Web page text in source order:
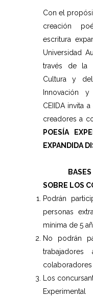
Con el
creación
escritura
Universidad
través de la
Cultura y
Innovación
CEIIDA invita
creadores a
POESÍA
EXPANDIDA
SOBRE LOS
Podrán
personas
mínima de 5
No podrán
colaboradores
Los